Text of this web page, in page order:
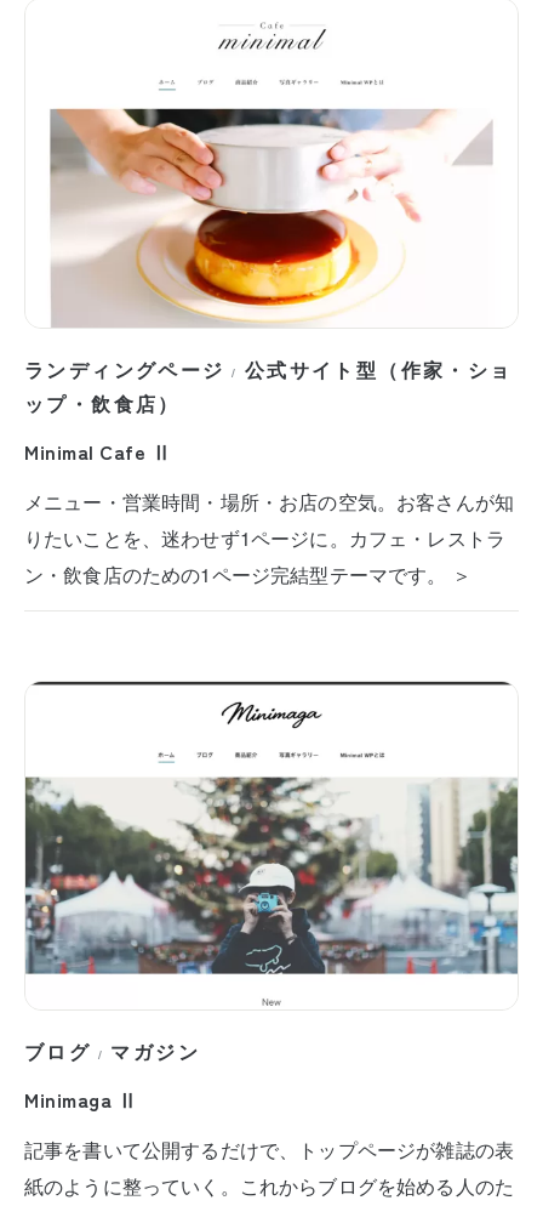
ランディングページ / 公式サイト型（作家・ショ
ップ・飲食店）
Minimal Cafe Ⅱ
メニュー・営業時間・場所・お店の空気。お客さんが知
りたいことを、迷わせず1ページに。カフェ・レストラ
ン・飲食店のための1ページ完結型テーマです。 ＞
ブログ / マガジン
Minimaga Ⅱ
記事を書いて公開するだけで、トップページが雑誌の表
紙のように整っていく。これからブログを始める人のた